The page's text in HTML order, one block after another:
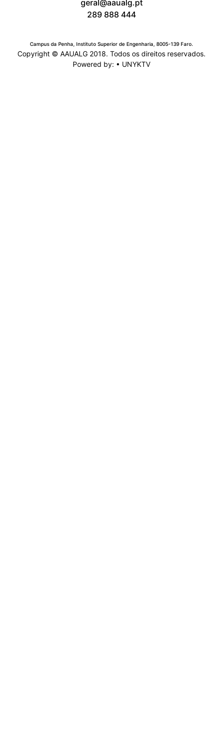
geral@aaualg.pt
289 888 444
Campus da Penha, Instituto Superior de Engenharia, 8005-139 Faro.
Copyright © AAUALG 2018. Todos os direitos reservados.
Powered by: • UNYKTV